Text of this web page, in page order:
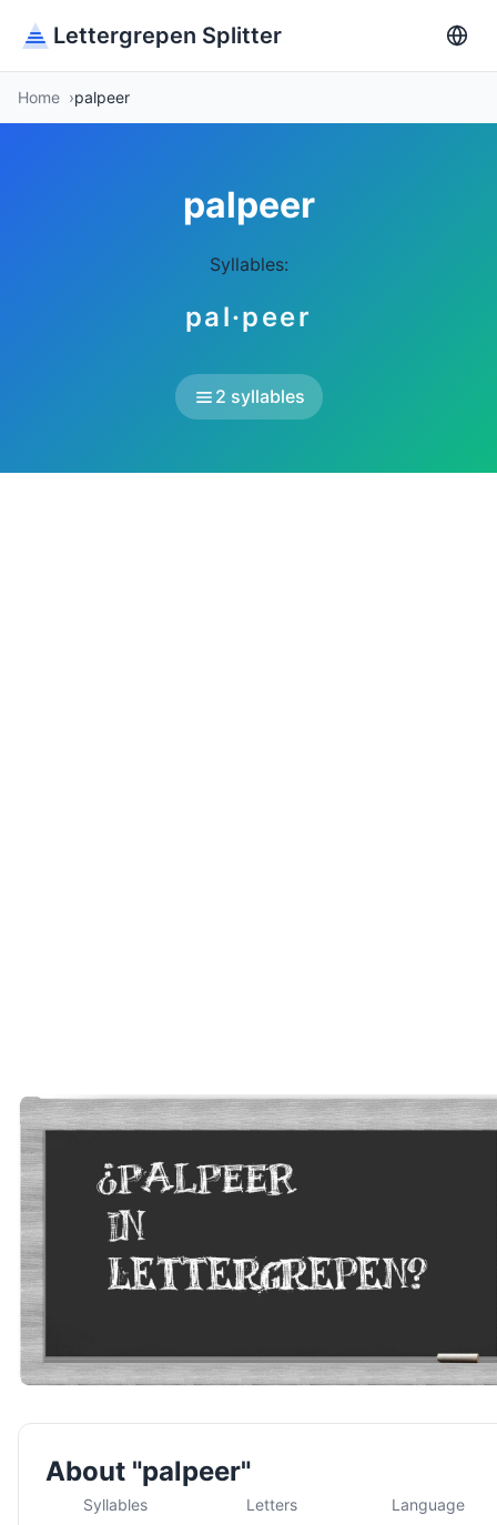
Lettergrepen Splitter
Home palpeer
palpeer
Syllables:
pal·peer
2 syllables
About "palpeer"
Syllables Letters Language